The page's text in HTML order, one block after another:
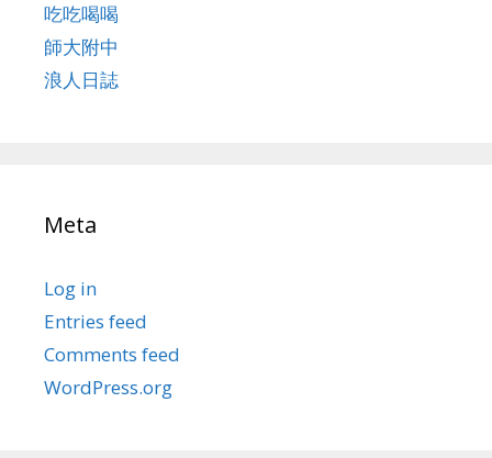
吃吃喝喝
師大附中
浪人日誌
Meta
Log in
Entries feed
Comments feed
WordPress.org